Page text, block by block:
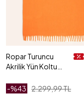
Ropar Turuncu
Akrilik Yün Koltuk
-%43 2.299,99 TL